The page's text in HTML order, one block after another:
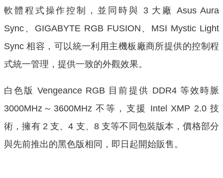
軟體程式操作控制，並同時與 3 大廠 Asus Aura
Sync、GIGABYTE RGB FUSION、MSI Mystic Light
Sync 相容，可以統一利用主機板廠商所提供的控制程
式統一管理，提供一致的外觀效果。
白色版 Vengeance RGB 目前提供 DDR4 等效時脈
3000MHz～3600MHz 不等，支援 Intel XMP 2.0 技
術，擁有 2 支、4 支、8 支等不同包裝版本，價格部分
與先前推出的黑色版相同，即日起開始販售。